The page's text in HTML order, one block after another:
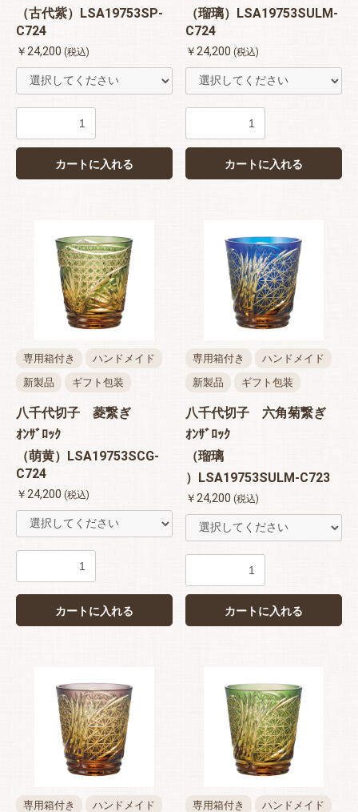
（古代紫）LSA19753SP-
C724
￥24,200 (税込)
カートに入れる
（瑠璃）LSA19753SULM-
C724
￥24,200 (税込)
カートに入れる
専用箱付き
ハンドメイド
新製品
ギフト包装
八千代切子 菱繋ぎ
ｵﾝｻﾞﾛｯｸ
（萌黄）LSA19753SCG-
C724
￥24,200 (税込)
カートに入れる
専用箱付き
ハンドメイド
新製品
ギフト包装
八千代切子 六角菊繋ぎ
ｵﾝｻﾞﾛｯｸ
（瑠璃
）LSA19753SULM-C723
￥24,200 (税込)
カートに入れる
専用箱付き ハンドメイド 専用箱付き ハンドメイド